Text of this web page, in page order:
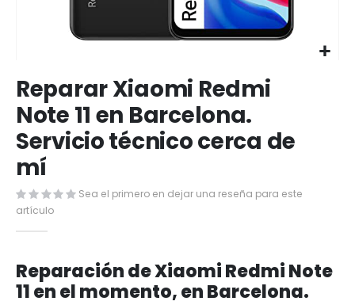
al
comienzo
de
la
galería
de
Reparar Xiaomi Redmi
Note 11 en Barcelona.
Servicio técnico cerca de
mí
Sea el primero en dejar una reseña para este
artículo
Reparación de Xiaomi Redmi Note
11 en el momento, en Barcelona.